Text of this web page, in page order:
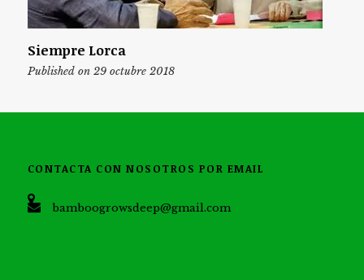
Siempre Lorca
Published on 29 octubre 2018
CONTACTA CON NOSOTROS POR EMAIL
bamboogrowsdeep@gmail.com